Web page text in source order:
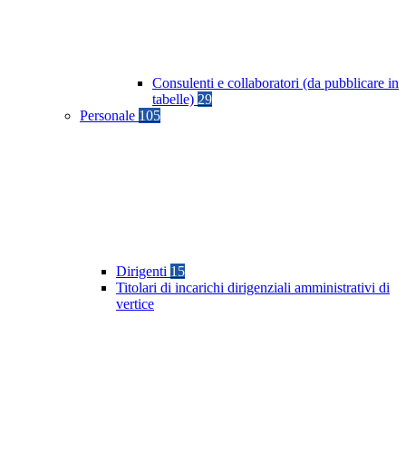
Consulenti e collaboratori (da pubblicare in
tabelle) 29
Personale 105
Dirigenti 15
Titolari di incarichi dirigenziali amministrativi di
vertice